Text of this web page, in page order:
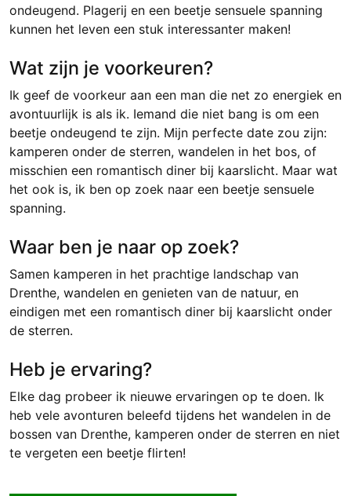
ondeugend. Plagerij en een beetje sensuele spanning
kunnen het leven een stuk interessanter maken!
Wat zijn je voorkeuren?
Ik geef de voorkeur aan een man die net zo energiek en
avontuurlijk is als ik. Iemand die niet bang is om een
beetje ondeugend te zijn. Mijn perfecte date zou zijn:
kamperen onder de sterren, wandelen in het bos, of
misschien een romantisch diner bij kaarslicht. Maar wat
het ook is, ik ben op zoek naar een beetje sensuele
spanning.
Waar ben je naar op zoek?
Samen kamperen in het prachtige landschap van
Drenthe, wandelen en genieten van de natuur, en
eindigen met een romantisch diner bij kaarslicht onder
de sterren.
Heb je ervaring?
Elke dag probeer ik nieuwe ervaringen op te doen. Ik
heb vele avonturen beleefd tijdens het wandelen in de
bossen van Drenthe, kamperen onder de sterren en niet
te vergeten een beetje flirten!